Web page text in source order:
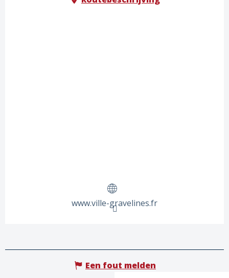
www.ville-gravelines.fr
Een fout melden